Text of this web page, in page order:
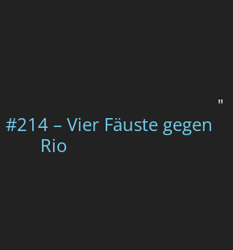
"
– Vier Fäuste gegen
Rio